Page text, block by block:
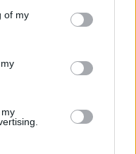
of my
DI